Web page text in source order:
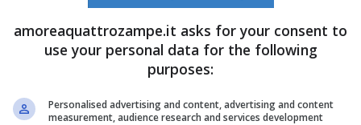
felini utilizzano per comunicare ai loro umani che si
dello stiracchiarsi è da ricondurre a quello che viene
di comunicazione non verbale che i gatti usano
amoreaquattrozampe.it asks for your consent to
use your personal data for the following
purposes:
Personalised advertising and content, advertising and content
measurement, audience research and services development